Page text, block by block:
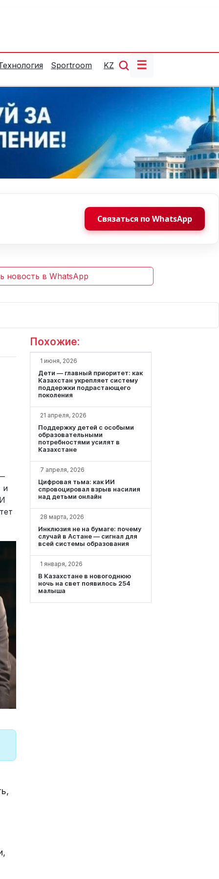
Sportroom KZ ☰
Связаться по WhatsApp
новость в WhatsApp
и
Похожие:
1 июня, 2026
Дети — главный приоритет: как
Казахстан укрепляет систему
поддержки подрастающего
поколения
21 апреля, 2026
Поддержку детей с особыми
образовательными
потребностями усилят в
Казахстане
7 апреля, 2026
Цифровая тьма: как ИИ
спровоцировал взрыв насилия
над детьми онлайн
28 марта, 2026
Инклюзия не на бумаге: почему
случай в Астане — сигнал для
всей системы образования
1 января, 2026
В Казахстане в новогоднюю
ночь на свет появилось 254
малыша